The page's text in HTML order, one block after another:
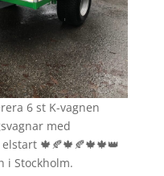
6 st K-vagnen
med
🍁🍂🍁🍂🍁🍁👑
Stockholm.